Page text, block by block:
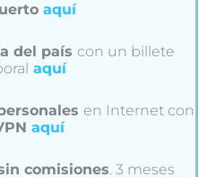
aquí
del país con un billete
aquí
en Internet con
aquí
comisiones. 3 meses